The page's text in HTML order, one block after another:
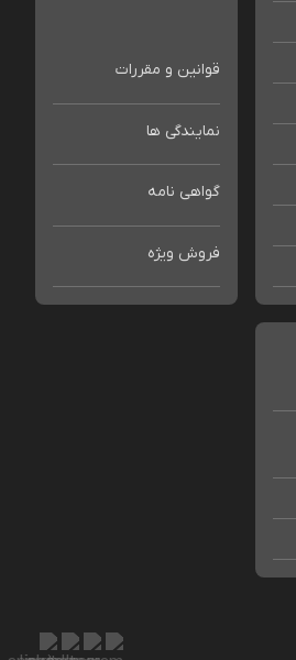
قوانین و مقررات
نمایندگی ها
گواهی نامه
فروش ویژه